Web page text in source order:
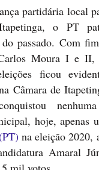
partidária local
o PT
passado. Com
Moura I e
ficou
Câmara de
hoje, apenas
na eleição 2020,
Amaral